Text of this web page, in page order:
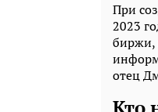
При
2023
биржи,
отец